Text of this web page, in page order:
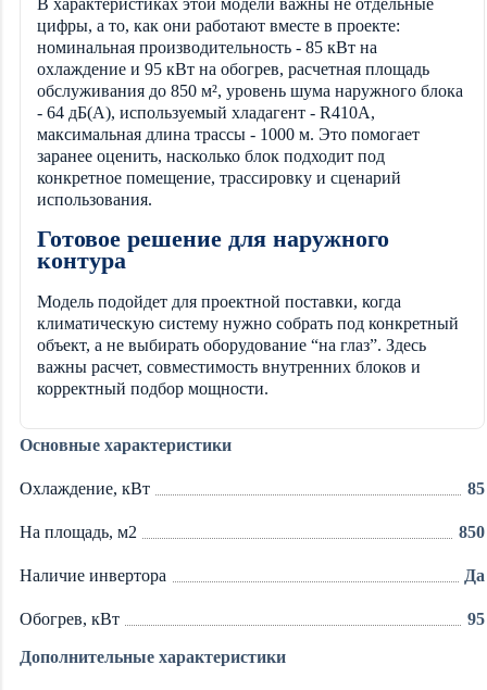
цифры, а то, как они работают вместе в проекте:
номинальная производительность - 85 кВт на
охлаждение и 95 кВт на обогрев, расчетная площадь
обслуживания до 850 м², уровень шума наружного блока
- 64 дБ(А), используемый хладагент - R410A,
максимальная длина трассы - 1000 м. Это помогает
заранее оценить, насколько блок подходит под
конкретное помещение, трассировку и сценарий
использования.
Готовое решение для наружного
контура
Модель подойдет для проектной поставки, когда
климатическую систему нужно собрать под конкретный
объект, а не выбирать оборудование “на глаз”. Здесь
важны расчет, совместимость внутренних блоков и
корректный подбор мощности.
Основные характеристики
Охлаждение, кВт 85
На площадь, м2 850
Наличие инвертора Да
Обогрев, кВт 95
Дополнительные характеристики